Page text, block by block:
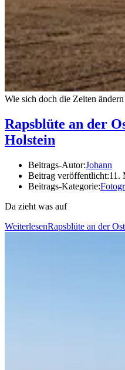
Wie sich doch die Zeiten ändern
Rapsblüte an der
Holstein
Beitrags-Autor:Johann
Beitrag veröffentlicht:11.
Beitrags-Kategorie:
Da zieht was auf
WeiterlesenRapsblüte an der